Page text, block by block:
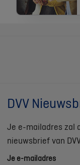
DVV
Je e-mailadres zal
nieuwsbrief van
Je e-mailadres